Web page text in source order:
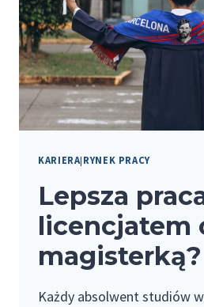
CZY
PRZYDADZĄ
SIĘ
PRZED
OTWARCIEM
BIZNESU
W
KARIERA| RYNEK PRACY
Lepsza
licencjatem
magisterką?
Każdy absolwent studiów